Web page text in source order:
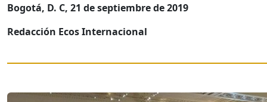
Bogotá, D. C, 21 de septiembre de 2019
Redacción Ecos Internacional